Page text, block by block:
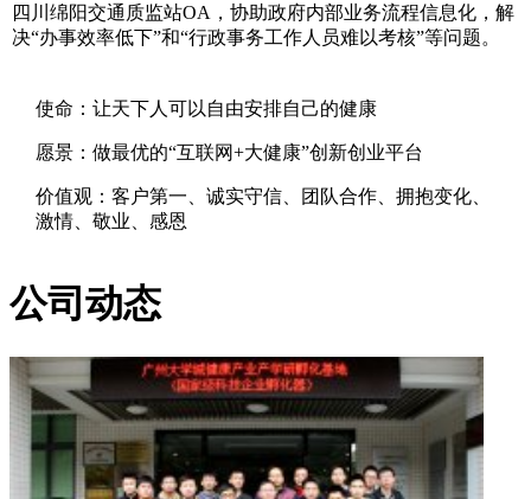
四川绵阳交通质监站OA，协助政府内部业务流程信息化，解
决“办事效率低下”和“行政事务工作人员难以考核”等问题。
使命：让天下人可以自由安排自己的健康
愿景：做最优的“互联网+大健康”创新创业平台
价值观：客户第一、诚实守信、团队合作、拥抱变化、
激情、敬业、感恩
公司动态